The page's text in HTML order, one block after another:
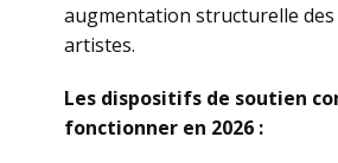
augmentation structurelle des
artistes.
Les dispositifs de soutien
fonctionner en 2026 :